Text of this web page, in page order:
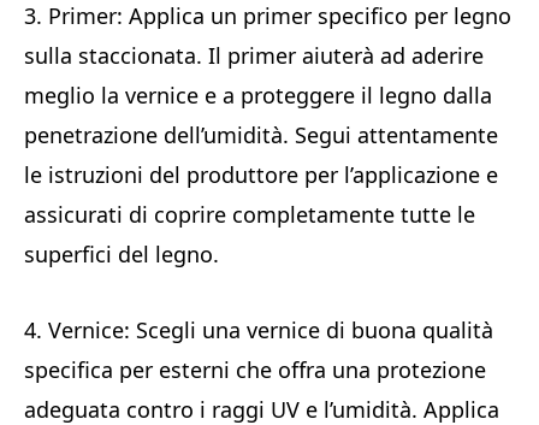
3. Primer: Applica un primer specifico per legno
sulla staccionata. Il primer aiuterà ad aderire
meglio la vernice e a proteggere il legno dalla
penetrazione dell’umidità. Segui attentamente
le istruzioni del produttore per l’applicazione e
assicurati di coprire completamente tutte le
superfici del legno.
4. Vernice: Scegli una vernice di buona qualità
specifica per esterni che offra una protezione
adeguata contro i raggi UV e l’umidità. Applica